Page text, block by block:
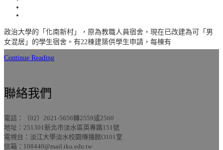
政治大學的「化南新村」，原為教職人員宿舍，現在已改建為可「男
女混居」的學生宿舍。有22棟建築供學生申請，每棟有
Continue Reading
聯絡我們
電話：（02）2621-5656轉2559或2560
地址：251301新北市淡水區英專路151號
電視台：淡江大學淡水校園傳播館O101室
信箱：108440@mail.tku.edu.tw